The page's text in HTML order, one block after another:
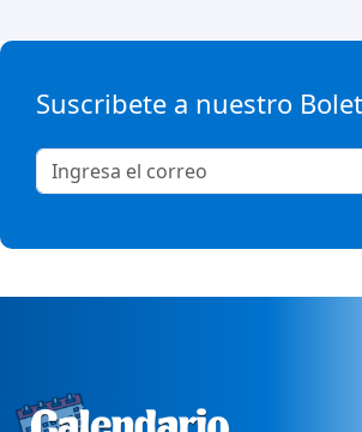
Suscribete a nuestro